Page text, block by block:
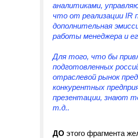
аналитиками,
что от реализации IR
дополнительная
работы менеджера и
Для того, что бы
подготовленных
отраслевой рынок
конкурентных
презентации, знают
т.д..
ДО этого фрагмента